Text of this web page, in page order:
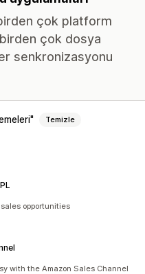
çok platform
çok dosya
senkronizasyonu
Temizle
opportunities
with the Amazon Sales Channel